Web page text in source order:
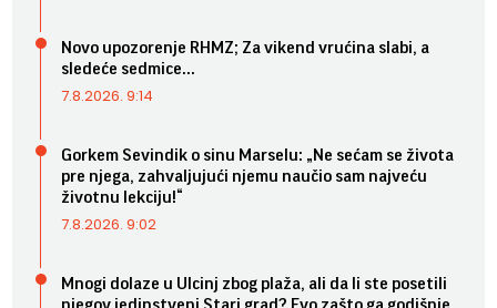
Novo upozorenje RHMZ; Za vikend vrućina slabi, a
sledeće sedmice...
7.8.2026. 9:14
Gorkem Sevindik o sinu Marselu: „Ne sećam se života
pre njega, zahvaljujući njemu naučio sam najveću
životnu lekciju!“
7.8.2026. 9:02
Mnogi dolaze u Ulcinj zbog plaža, ali da li ste posetili
njegov jedinstveni Stari grad? Evo zašto ga godišnje